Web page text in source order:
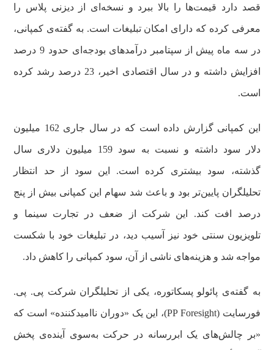
قصد دارد قیمت‌ها را بالا ببرد و نسخه‌ای از دیزنی‌ پلاس را
معرفی کرده که دارای امکان تبلیغات است. به گفته‌ی کمپانی،
در سه ماه پیش از سپتامبر درآمدهای بودجه‌ای حدود 9 درصد
افزایش داشته و در سال اقتصادی اخیر، 23 درصد رشد کرده
است.
این کمپانی گزارش داده است که در سال جاری 162 میلیون
دلار سود داشته و نسبت به سود 159 میلیون دلاری سال
گذشته، سود بیشتری کرده است. این سود از حد انتظار
تحلیلگران پایین‌تر بود و باعث شد سهام این کمپانی بیش از پنج
درصد افت کند. این شرکت از ضعف در تجارت سینما و
تلویزیون سنتی خود نیز آسیب دید، در تبلیغات خود با شکست
مواجه شد و هزینه‌های ناشی از آن، سود کمپانی را کاهش داد.
به گفته‌ی پائولو پسکاتوره، یکی از تحلیلگران شرکت پی. پی.
فورسایت (PP Foresight)، این یک «دوران ناامیدکننده» است که
«بر چالش‌های یک ابررسانه در حرکت به‌سوی آینده‌ی پخش